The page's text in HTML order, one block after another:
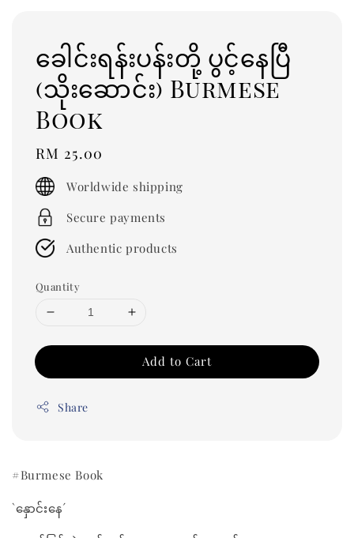
ခေါင်းရန်းပန်းတို့ ပွင့်နေပြီ
(သိုးဆောင်း) Burmese
Book
Regular
price
RM 25.00
Worldwide shipping
Secure payments
Authentic products
Quantity
Add to Cart
Share
#Burmese Book
`နှောင်းနေ´